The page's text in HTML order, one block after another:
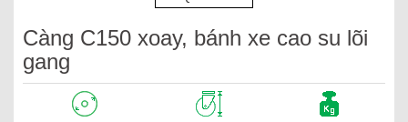
Càng C150 xoay, bánh xe cao su lõi
gang